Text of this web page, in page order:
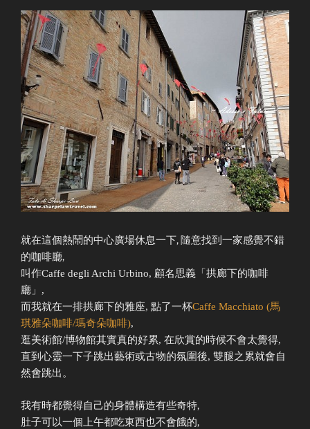
就在這個熱鬧的中心廣場休息一下, 隨意找到一家感覺不錯
的咖啡廳,
叫作Caffe degli Archi Urbino, 顧名思義「拱廊下的咖啡
廳」,
而我就在一排拱廊下的雅座, 點了一杯Caffe Macchiato (馬
琪雅朵咖啡/瑪奇朵咖啡),
逛美術館/博物館其實真的好累, 在欣賞的時候不會太覺得,
直到心靈一下子跳出藝術或古物的氛圍後, 雙腿之累就會自
然會跳出。
我有時都覺得自己的身體構造有些奇特,
肚子可以一個上午都吃東西也不會餓的,